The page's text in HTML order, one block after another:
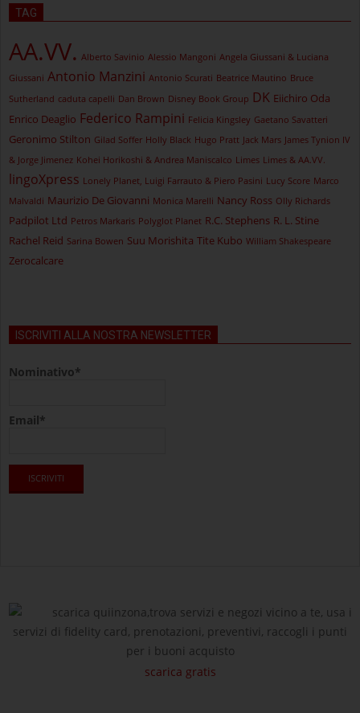
TAG
AA.VV. Alberto Savinio Alessio Mangoni Angela Giussani & Luciana
Giussani Antonio Manzini Antonio Scurati Beatrice Mautino Bruce
Sutherland caduta capelli Dan Brown Disney Book Group DK Eiichiro Oda
Enrico Deaglio Federico Rampini Felicia Kingsley Gaetano Savatteri
Geronimo Stilton Gilad Soffer Holly Black Hugo Pratt Jack Mars James Tynion IV
& Jorge Jimenez Kohei Horikoshi & Andrea Maniscalco Limes Limes & AA.VV.
lingoXpress Lonely Planet, Luigi Farrauto & Piero Pasini Lucy Score Marco
Malvaldi Maurizio De Giovanni Monica Marelli Nancy Ross Olly Richards
Padpilot Ltd Petros Markaris Polyglot Planet R.C. Stephens R. L. Stine
Rachel Reid Sarina Bowen Suu Morishita Tite Kubo William Shakespeare
Zerocalcare
ISCRIVITI ALLA NOSTRA NEWSLETTER
Nominativo*
Email*
scarica quiinzona,trova servizi e negozi vicino a te, usa i
servizi di fidelity card, prenotazioni, preventivi, raccogli i punti
per i buoni acquisto
scarica gratis